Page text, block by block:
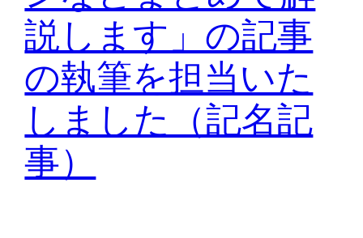
説します」の記事
の執筆を担当いた
しました（記名記
事）